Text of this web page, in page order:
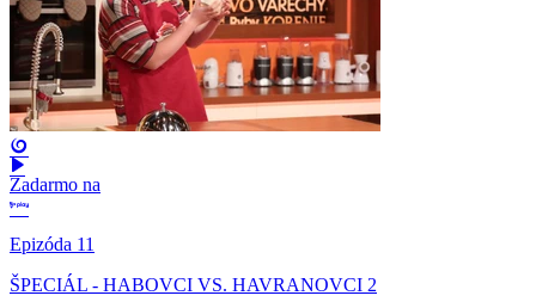
Zadarmo na
Epizóda 11
ŠPECIÁL - HABOVCI VS. HAVRANOVCI 2